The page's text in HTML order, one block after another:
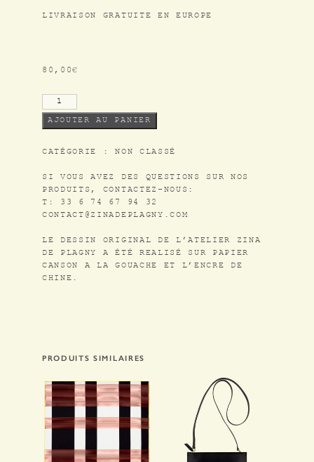
LIVRAISON GRATUITE EN EUROPE
80,00€
AJOUTER AU PANIER
CATÉGORIE :NON CLASSÉ
SI VOUS AVEZ DES QUESTIONS SUR NOS
PRODUITS, CONTACTEZ-NOUS:
T: 33 6 74 67 94 32
CONTACT@ZINADEPLAGNY.COM
LE DESSIN ORIGINAL DE L’ATELIER ZINA
DE PLAGNY A ÉTÉ REALISÉ SUR PAPIER
CANSON A LA GOUACHE ET L’ENCRE DE
CHINE.
PRODUITS SIMILAIRES
INSTAGRAM
NEWSLETTER
CGV